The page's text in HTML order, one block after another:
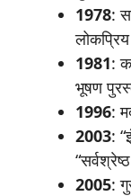
1978:
1981:
भूषण
1996:
2003:
2005: